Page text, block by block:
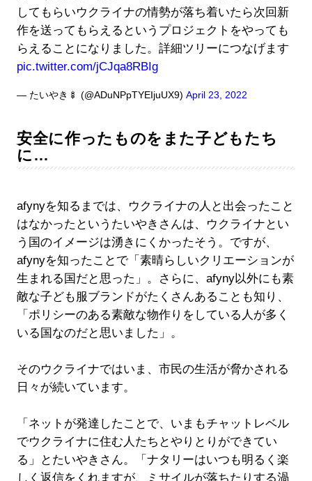
してもらいウクライナの情勢が落ち着いたら次回新
作を送ってもらえるというプロジェクトをやっても
らえることになりました。詳細ツリーにつなげます
pic.twitter.com/jCJqa8RBIg
— たいやき🍢 (@ADuNPpTYEIjuUX9) April 23, 2022
安全に作ったものをまた子どもたち
に…
afynyを知るまでは、ウクライナの人と出会ったこと
はなかったというたいやきさんは、ウクライナとい
う国のイメージは湧きにくかったそう。ですが、
afynyを知ったことで「素晴らしいクリエーションが
生まれる国だと思った」。さらに、afyny以外にも素
敵な子ども服ブランドがたくさんあることも知り、
「ポリシーのある素敵な物作りをしている人が多く
いる国なのだと思いました」。
そのウクライナではいま、市民の生活が脅かされる
日々が続いています。
「ネットが発達したことで、いまもチャットレベル
でウクライナに住む人たちとやりとりができてい
る」とたいやきさん。「ナタリーはいつも明るく楽
しく返信をくれますが、ミサイルが落ちたりする渦